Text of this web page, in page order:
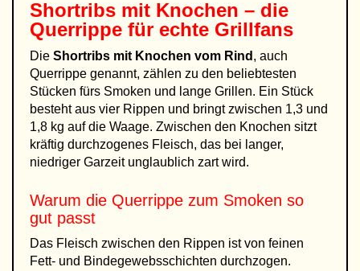
Shortribs mit Knochen – die
Querrippe für echte Grillfans
Die Shortribs mit Knochen vom Rind , auch
Querrippe genannt, zählen zu den beliebtesten
Stücken fürs Smoken und lange Grillen. Ein Stück
besteht aus vier Rippen und bringt zwischen 1,3 und
1,8 kg auf die Waage. Zwischen den Knochen sitzt
kräftig durchzogenes Fleisch, das bei langer,
niedriger Garzeit unglaublich zart wird.
Warum die Querrippe zum Smoken so
gut passt
Das Fleisch zwischen den Rippen ist von feinen
Fett- und Bindegewebsschichten durchzogen.